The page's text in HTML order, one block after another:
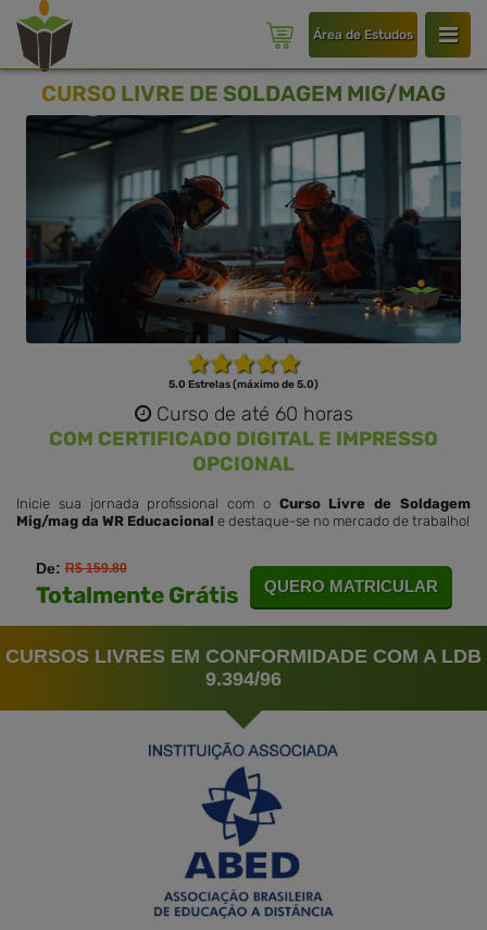
Área de Estudos
CURSO LIVRE DE SOLDAGEM MIG/MAG
5.0 Estrelas (máximo de 5.0)
Curso de até 60 horas
COM CERTIFICADO DIGITAL E IMPRESSO
OPCIONAL
Inicie sua jornada profissional com o Curso Livre de Soldagem
Mig/mag da WR Educacional e destaque-se no mercado de trabalho!
De:R$ 159.80
Totalmente Grátis QUERO MATRICULAR
CURSOS LIVRES EM CONFORMIDADE COM A LDB
9.394/96